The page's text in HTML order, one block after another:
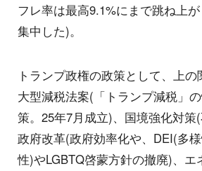
フレ率は最高9.1%にまで跳ね上
集中した)。
トランプ政権の政策として、上の
大型減税法案(「トランプ減税」
策。25年7月成立)、国境強化対策(
政府改革(政府効率化や、DEI(多
性)やLGBTQ啓蒙方針の撤廃)、エ